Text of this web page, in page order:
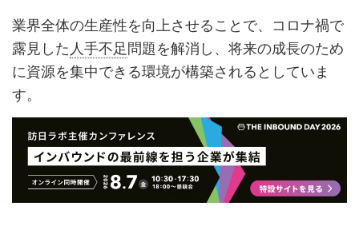
業界全体の生産性を向上させることで、コロナ禍で
露見した 人手不足問題を解消し、将来の成長のため
に資源を集中できる環境が構築されるとしていま
す。